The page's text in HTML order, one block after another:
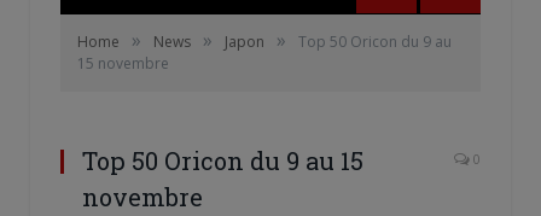
Home » News » Japon »
Top 50 Oricon du 9 au
15 novembre
Top 50 Oricon du 9 au 15
novembre
0